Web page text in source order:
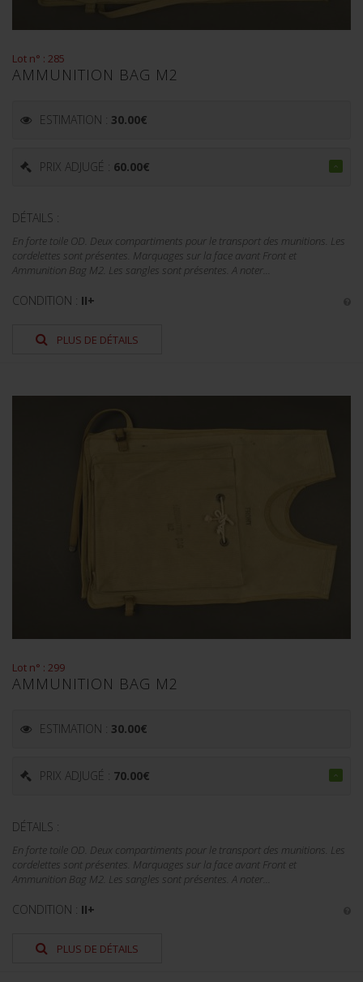
Lot n° : 285
AMMUNITION BAG M2
ESTIMATION : 30.00€
PRIX ADJUGÉ : 60.00€
DÉTAILS :
En forte toile OD. Deux compartiments pour le transport des munitions. Les
cordelettes sont présentes. Marquages sur la face avant Front et
Ammunition Bag M2. Les sangles sont présentes. A noter...
CONDITION : II+
PLUS DE DÉTAILS
Lot n° : 299
AMMUNITION BAG M2
ESTIMATION : 30.00€
PRIX ADJUGÉ : 70.00€
DÉTAILS :
En forte toile OD. Deux compartiments pour le transport des munitions. Les
cordelettes sont présentes. Marquages sur la face avant Front et
Ammunition Bag M2. Les sangles sont présentes. A noter...
CONDITION : II+
PLUS DE DÉTAILS